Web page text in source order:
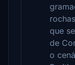
que
de
o